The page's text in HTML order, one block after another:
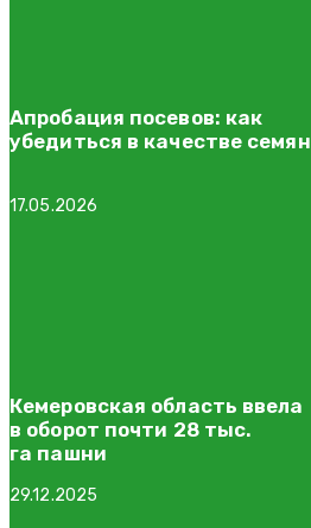
Апробация посевов: как
убедиться в качестве семян
17.05.2026
Кемеровская область ввела
в оборот почти 28 тыс.
га пашни
29.12.2025